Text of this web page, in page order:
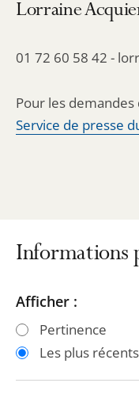
Lorraine
01 72 60 58 42 -
Pour les
Service de presse
Informations
Passer
les
filtres
Passer
les
filtres
Afficher :
Pertinence
Les plus récents